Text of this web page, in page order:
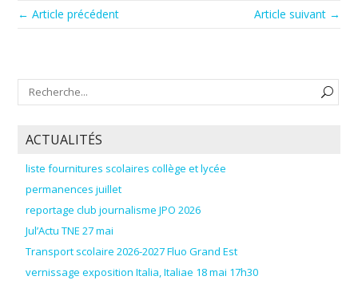
← Article précédent Article suivant →
ACTUALITÉS
liste fournitures scolaires collège et lycée
permanences juillet
reportage club journalisme JPO 2026
Jul’Actu TNE 27 mai
Transport scolaire 2026-2027 Fluo Grand Est
vernissage exposition Italia, Italiae 18 mai 17h30